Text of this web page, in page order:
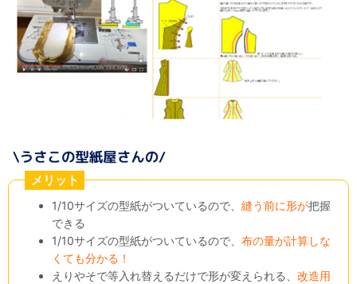
メリット
1/10サイズの型紙がついているので、縫う前に形が把握
できる
1/10サイズの型紙がついているので、布の量が計算しな
くても分かる！
えりやそで等入れ替えるだけで形が変えられる、改造用